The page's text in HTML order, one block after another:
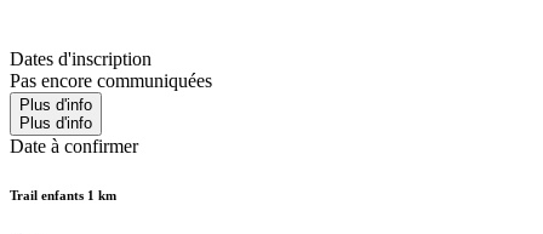
Dates d'inscription
Pas encore communiquées
Plus d'info
Plus d'info
Date à confirmer
Trail enfants 1 km